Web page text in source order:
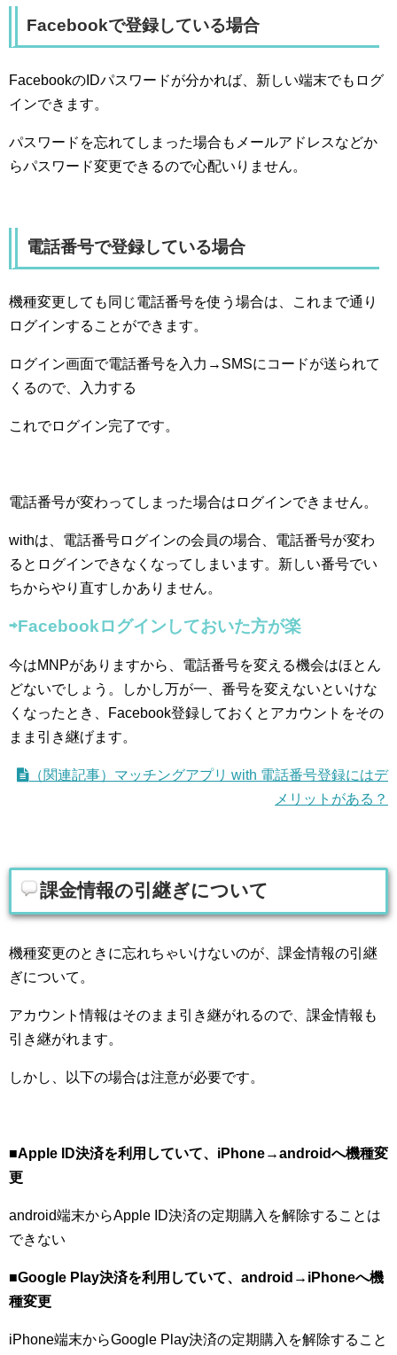
Facebookで登録している場合
FacebookのIDパスワードが分かれば、新しい端末でもログ
インできます。
パスワードを忘れてしまった場合もメールアドレスなどか
らパスワード変更できるので心配いりません。
電話番号で登録している場合
機種変更しても同じ電話番号を使う場合は、これまで通り
ログインすることができます。
ログイン画面で電話番号を入力→SMSにコードが送られて
くるので、入力する
これでログイン完了です。
電話番号が変わってしまった場合はログインできません。
withは、電話番号ログインの会員の場合、電話番号が変わ
るとログインできなくなってしまいます。新しい番号でい
ちからやり直すしかありません。
⇨Facebookログインしておいた方が楽
今はMNPがありますから、電話番号を変える機会はほとん
どないでしょう。しかし万が一、番号を変えないといけな
くなったとき、Facebook登録しておくとアカウントをその
まま引き継げます。
（関連記事）マッチングアプリ with 電話番号登録にはデ
メリットがある？
課金情報の引継ぎについて
機種変更のときに忘れちゃいけないのが、課金情報の引継
ぎについて。
アカウント情報はそのまま引き継がれるので、課金情報も
引き継がれます。
しかし、以下の場合は注意が必要です。
■Apple ID決済を利用していて、iPhone→androidへ機種変
更
android端末からApple ID決済の定期購入を解除することは
できない
■Google Play決済を利用していて、android→iPhoneへ機
種変更
iPhone端末からGoogle Play決済の定期購入を解除すること